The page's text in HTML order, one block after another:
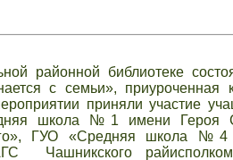
районной библиотеке
с семьи»,
приняли участие
школа №1 имени Героя
ГУО «Средняя школа №4
Чашникского